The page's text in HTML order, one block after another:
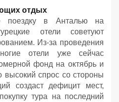
отдых
поездку в Анталью на
отели советуют
Из-за проведения
отели уже сейчас
фонд на октябрь и
высокий спрос со стороны
создаст дефицит мест,
тура на последний